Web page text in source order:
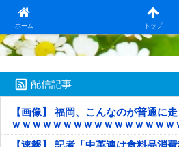
ホーム トップ
日本第一！ニュース録
配信記事
【画像】 福岡、こんなのが普通に
ｗｗｗｗｗｗｗｗｗｗｗｗｗｗｗｗ
ｗｗｗｗｗ
【速報】 記者「中革連は食料品消